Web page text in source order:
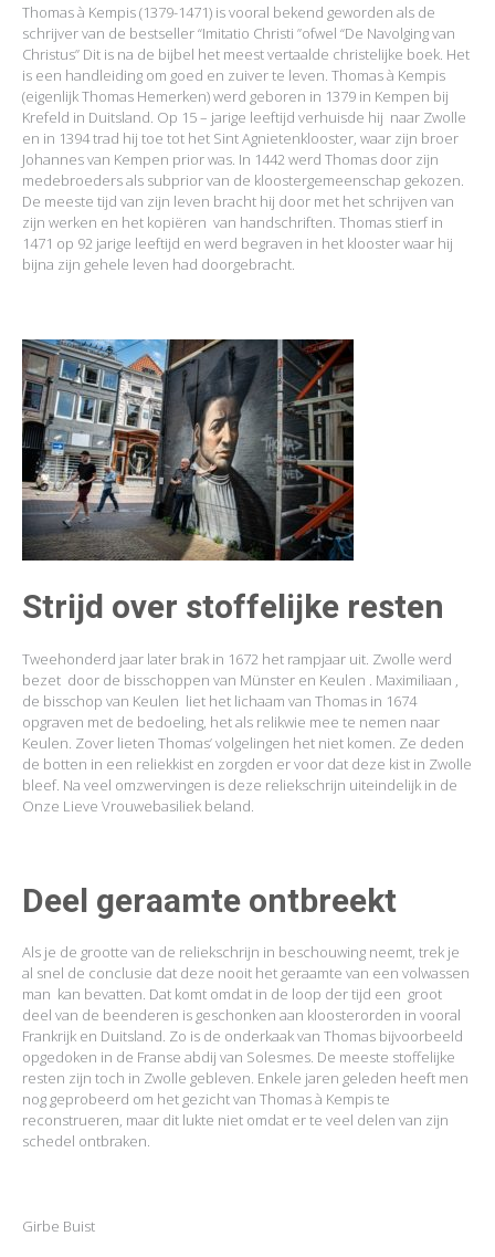
Thomas à Kempis (1379-1471) is vooral bekend geworden als de
schrijver van de bestseller “Imitatio Christi ”ofwel “De Navolging van
Christus” Dit is na de bijbel het meest vertaalde christelijke boek. Het
is een handleiding om goed en zuiver te leven. Thomas à Kempis
(eigenlijk Thomas Hemerken) werd geboren in 1379 in Kempen bij
Krefeld in Duitsland. Op 15 – jarige leeftijd verhuisde hij naar Zwolle
en in 1394 trad hij toe tot het Sint Agnietenklooster, waar zijn broer
Johannes van Kempen prior was. In 1442 werd Thomas door zijn
medebroeders als subprior van de kloostergemeenschap gekozen.
De meeste tijd van zijn leven bracht hij door met het schrijven van
zijn werken en het kopiëren van handschriften. Thomas stierf in
1471 op 92 jarige leeftijd en werd begraven in het klooster waar hij
bijna zijn gehele leven had doorgebracht.
Strijd over stoffelijke resten
Tweehonderd jaar later brak in 1672 het rampjaar uit. Zwolle werd
bezet door de bisschoppen van Münster en Keulen . Maximiliaan ,
de bisschop van Keulen liet het lichaam van Thomas in 1674
opgraven met de bedoeling, het als relikwie mee te nemen naar
Keulen. Zover lieten Thomas’ volgelingen het niet komen. Ze deden
de botten in een reliekkist en zorgden er voor dat deze kist in Zwolle
bleef. Na veel omzwervingen is deze reliekschrijn uiteindelijk in de
Onze Lieve Vrouwebasiliek beland.
Deel geraamte ontbreekt
Als je de grootte van de reliekschrijn in beschouwing neemt, trek je
al snel de conclusie dat deze nooit het geraamte van een volwassen
man kan bevatten. Dat komt omdat in de loop der tijd een groot
deel van de beenderen is geschonken aan kloosterorden in vooral
Frankrijk en Duitsland. Zo is de onderkaak van Thomas bijvoorbeeld
opgedoken in de Franse abdij van Solesmes. De meeste stoffelijke
resten zijn toch in Zwolle gebleven. Enkele jaren geleden heeft men
nog geprobeerd om het gezicht van Thomas à Kempis te
reconstrueren, maar dit lukte niet omdat er te veel delen van zijn
schedel ontbraken.
Girbe Buist